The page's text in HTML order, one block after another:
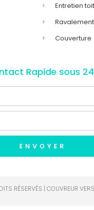
Entretien
Couverture
Rapide sous
ENVOYER
RÉSERVÉS | COUVREUR